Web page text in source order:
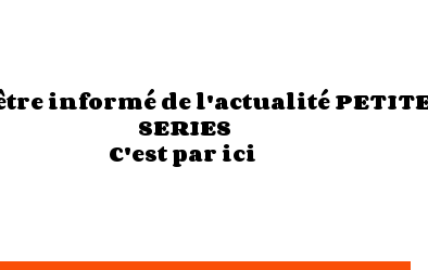
informé de l'actualité
SERIES
C'est par ici